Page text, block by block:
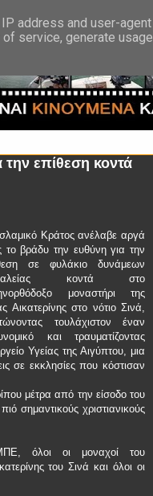
επίθεση κοντά
Κράτος ανέλαβε αργά
το βράδυ την ευθύνη για την
σε φυλάκιο δυνάμεων
κοντά στο
μοναστήρι της
Αικατερίνης στο νότιο Σινά,
τουλάχιστον έναν
και τραυματίζοντας
Υγείας της Αιγύπτου, μια
σε εκκλησίες που κόστισαν
μέτρα από την είσοδο του
σημαντικούς χριστιανικούς
όλοι οι μοναχοί του
του Σινά και όλοι οι
address and user-agent
service, generate usage